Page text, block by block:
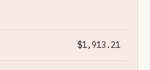
$1,913.21